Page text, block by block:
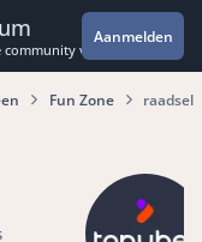
voor de
Aanmelden
Fun Zone raadsel